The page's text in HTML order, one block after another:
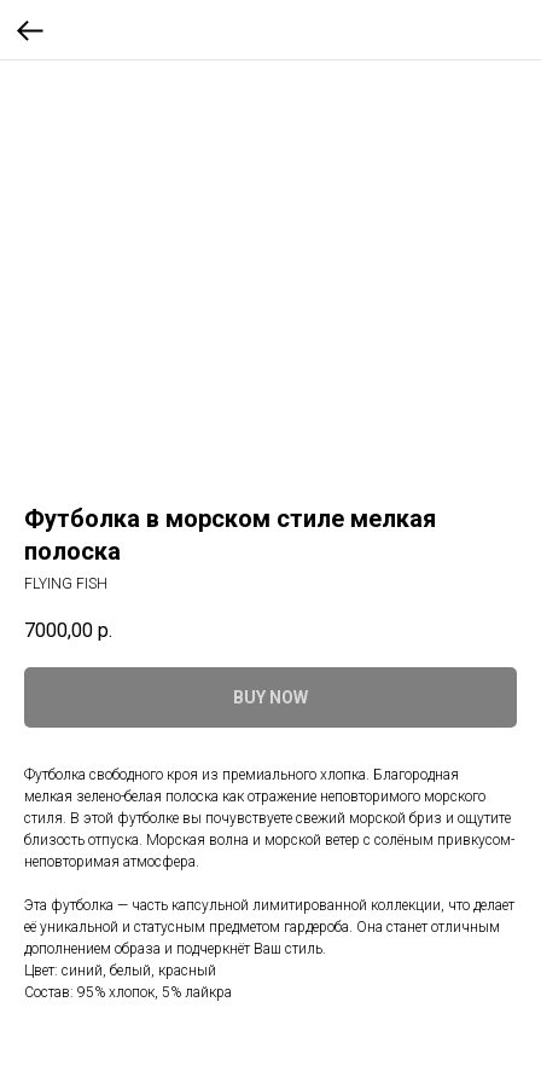
Футболка в морском стиле мелкая
полоска
FLYING FISH
7000,00 р.
BUY NOW
Футболка свободного кроя из премиального хлопка. Благородная
мелкая зелено-белая полоска как отражение неповторимого морского
стиля. В этой футболке вы почувствуете свежий морской бриз и ощутите
близость отпуска. Морская волна и морской ветер с солёным привкусом-
неповторимая атмосфера.
Эта футболка — часть капсульной лимитированной коллекции, что делает
её уникальной и статусным предметом гардероба. Она станет отличным
дополнением образа и подчеркнёт Ваш стиль.
Цвет: синий, белый, красный
Состав: 95% хлопок, 5% лайкра